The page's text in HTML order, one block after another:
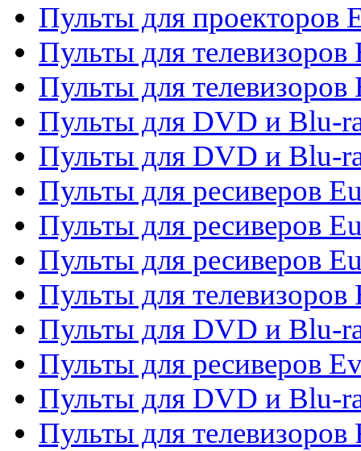
Пульты для проекторов
Пульты для телевизоров
Пульты для телевизоров
Пульты для DVD и Blu-
Пульты для DVD и Blu-
Пульты для ресиверов
Пульты для ресиверов
Пульты для ресиверов
Пульты для телевизоров
Пульты для DVD и Blu-
Пульты для ресиверов
Пульты для DVD и Blu-
Пульты для телевизоров